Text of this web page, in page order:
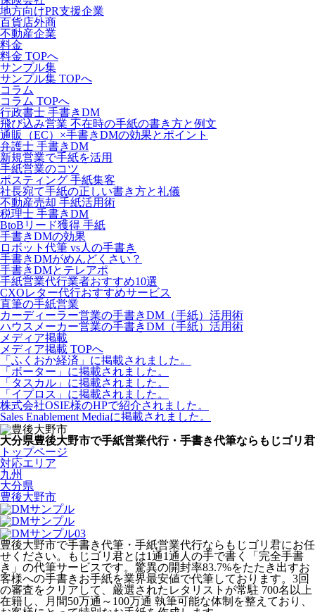
地方向けPR支援企業
百貨店外商
不動産企業
料金
料金 TOPへ
サンプル集
サンプル集 TOPへ
コラム
コラム TOPへ
行政書士 手書きDM
飛び込み営業 不在時の手紙の書き方と例文
通販（EC）×手書きDMの効果とポイント
弁護士 手書きDM
新規営業で手紙を活用
手紙営業のコツ
ポスティング 手紙集客
社長宛て手紙の正しい書き方と礼儀
不動産売却 手紙活用術
税理士 手書きDM
BtoBリード獲得 手紙
手書きDMの効果
ロボット代筆 vs人の手書き
手書きDMがめんどくさい？
手書きDMとテレアポ
手紙営業代行業者おすすめ10選
CXOレター代行おすすめサービス
直筆の手紙営業
カーディーラー営業の手書きDM（手紙）活用術
ハウスメーカー営業の手書きDM（手紙）活用術
メディア掲載
メディア掲載 TOPへ
「ふくおか経済」に掲載されました。
「ボーター」に掲載されました。
「タスカル」に掲載されました。
「イプロス」に掲載されました。
株式会社OSIE様のHPで紹介されました。
Sales Enablement Mediaに掲載されました。
大分県豊後大野市で手紙営業代行・手書き代筆ならもじゴリ君
トップページ
対応エリア
九州
大分県
豊後大野市
豊後大野市で手書き代筆・手紙営業代行ならもじゴリ君にお任
せください。もじゴリ君とは1通1通人の手で書く「完全手書
き」の代筆サービスです。驚異の開封率83.7%をたたき出すお
客様への手書きお手紙を業界最安値で代筆しております。3回
の審査をクリアして、厳選されたレタリストが常駐 700名以上
在籍し、月間50万通～100万通 執筆可能な体制を整えており、